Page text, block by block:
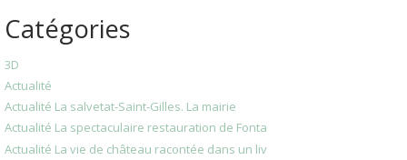
Catégories
3D
Actualité
Actualité La salvetat-Saint-Gilles. La mairie
Actualité La spectaculaire restauration de Fonta
Actualité La vie de château racontée dans un liv